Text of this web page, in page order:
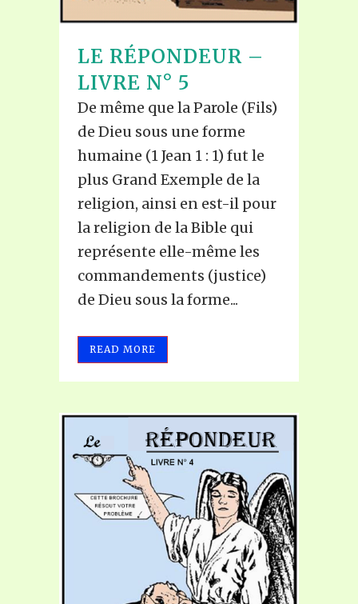
LE RÉPONDEUR –
LIVRE N° 5
De même que la Parole (Fils)
de Dieu sous une forme
humaine (1 Jean 1 : 1) fut le
plus Grand Exemple de la
religion, ainsi en est-il pour
la religion de la Bible qui
représente elle-même les
commandements (justice)
de Dieu sous la forme...
READ MORE